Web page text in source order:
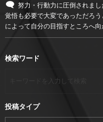
努力・行動力に圧倒されま
覚悟も必要で大変であっただろ
によって自分の目指すところへ向
検索ワード
投稿タイプ